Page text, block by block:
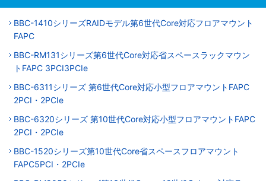
BBC-1410シリーズRAIDモデル第6世代Core対応フロアマウント
FAPC
BBC-RM131シリーズ第6世代Core対応省スペースラックマウン
トFAPC 3PCI3PCIe
BBC-6311シリーズ 第6世代Core対応小型フロアマウントFAPC
2PCI・2PCIe
BBC-6320シリーズ 第10世代Core対応小型フロアマウントFAPC
2PCI・2PCIe
BBC-1520シリーズ第10世代Core省スペースフロアマウント
FAPC5PCI・2PCIe